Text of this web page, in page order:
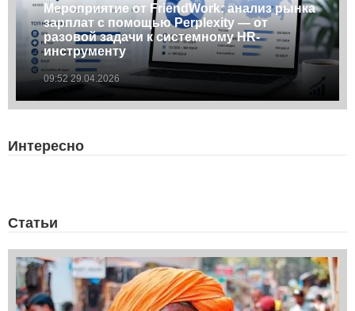
Мероприятие от FriendWork: анализ рынка
зарплат с помощью Perplexity — от
разовой задачи к системному HR-
инструменту
09:52 29.04.2026
Интересно
Статьи